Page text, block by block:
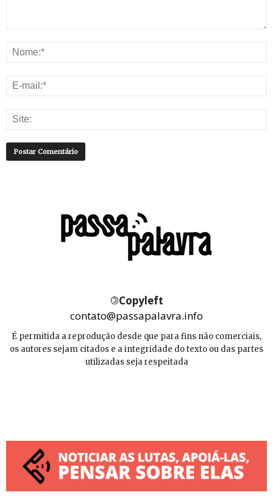
©Copyleft
contato@passapalavra.info
É permitida a reprodução desde que para fins não comerciais,
os autores sejam citados e a integridade do texto ou das partes
utilizadas seja respeitada